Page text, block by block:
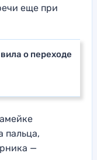
еще при
о переходе
пальца,
—